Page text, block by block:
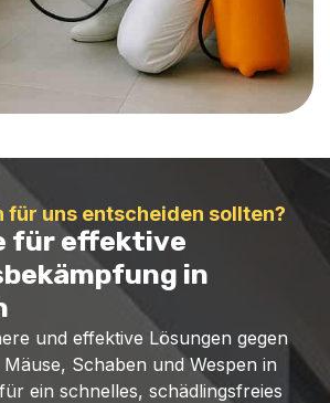
für uns entscheiden sollten?
für effektive
in
und effektive Lösungen gegen
Schaben und Wespen in
ein schnelles, schädlingsfreies